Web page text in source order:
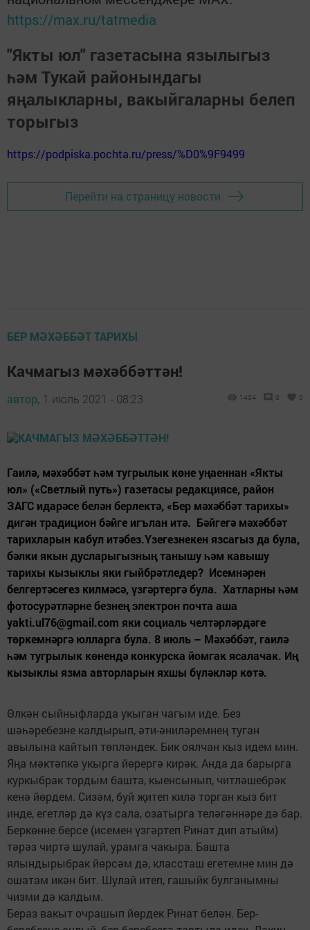
https://max.ru/tatmedia
"Якты юл" газетасына язылыгыз
һәм Тукай районындагы
яңалыкларны, вакыйгаларны белеп
торыгыз
https://podpiska.pochta.ru/press/%D0%9F9499
Перейти на страницу новости
БЕР МӘХӘББӘТ ТАРИХЫ
Качмагыз мәхәббәттән!
автор, 1 июль 2021 - 08:23 1404 0 0
Гаилә, мәхәббәт һәм тугрылык көне уңаеннан «Якты
юл» («Светлый путь») газетасы редакциясе, район
ЗАГС идарәсе белән берлектә, «Бер мәхәббәт тарихы»
дигән традицион бәйге игълан итә. Бәйгегә мәхәббәт
тарихларын кабул итәбез.Үзегезнекен язсагыз да була,
бәлки якын дусларыгызның танышу һәм кавышу
тарихы кызыклы яки гыйбрәтледер? Исемнәрен
белгертәсегез килмәсә, үзгәртергә була. Хатларны һәм
фотосурәтләрне безнең электрон почта аша
yakti.ul76@gmail.com яки социаль челтәрләрдәге
төркемнәргә юлларга була. 8 июль – Мәхәббәт, гаилә
һәм тугрылык көнендә конкурска йомгак ясалачак. Иң
кызыклы язма авторларын яхшы бүләкләр көтә.
Өлкән сыйныфларда укыган чагым иде. Без
шәһәребезне калдырып, әти-әниләремнең туган
авылына кайтып төпләндек. Бик оялчан кыз идем мин.
Яңа мәктәпкә укырга йөрергә кирәк. Анда да барырга
куркыбрак тордым башта, кыенсынып, читләшебрәк
кенә йөрдем. Сизәм, буй җитеп килә торган кыз бит
инде, егетләр дә күз сала, озатырга теләгәннәре дә бар.
Беркөнне берсе (исемен үзгәртеп Ринат дип атыйм)
тәрәз чиртә шулай, урамга чакыра. Башта
ялындырыбрак йөрсәм дә, классташ егетемне мин дә
ошатам икән бит. Шулай итеп, гашыйк булганымны
чизми дә калдым.
Бераз вакыт очрашып йөрдек Ринат белән. Бер-